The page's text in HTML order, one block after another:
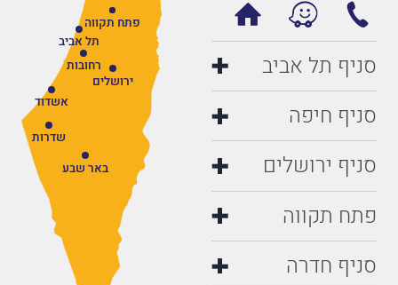
סניף תל אביב
סניף חיפה
סניף ירושלים
פתח תקווה
סניף חדרה
רחובות
תל אביב
ירושלים
פתח תקווה
באר שבע
אשדוד
שדרות